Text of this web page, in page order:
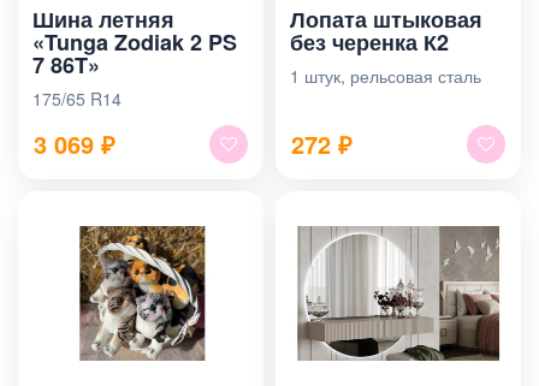
Шина летняя
«Tunga Zodiak 2 PS
7 86T»
175/65 R14
3 069 ₽
Лопата штыковая
без черенка К2
1 штук, рельсовая сталь
272 ₽